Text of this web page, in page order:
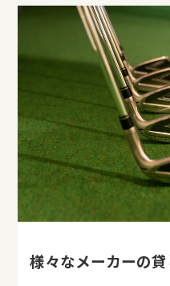
様々なメーカーの